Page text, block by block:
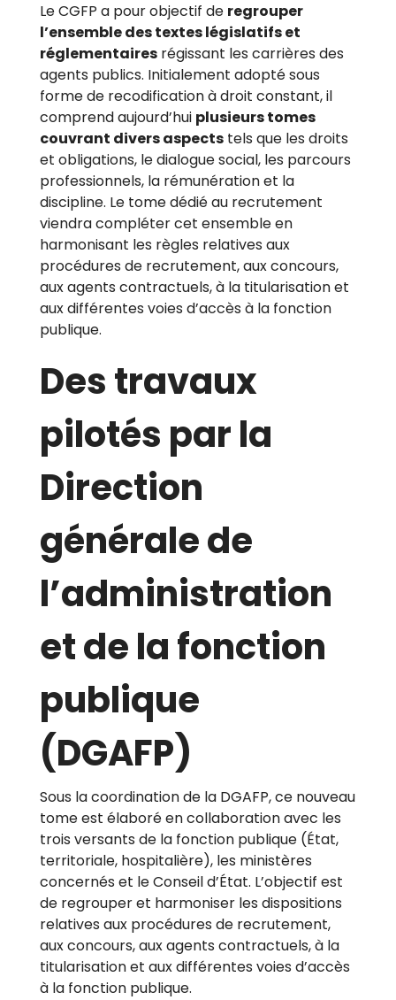
Le CGFP a pour objectif de regrouper
l’ensemble des textes législatifs et
réglementaires régissant les carrières des
agents publics. Initialement adopté sous
forme de recodification à droit constant, il
comprend aujourd’hui plusieurs tomes
couvrant divers aspects tels que les droits
et obligations, le dialogue social, les parcours
professionnels, la rémunération et la
discipline. Le tome dédié au recrutement
viendra compléter cet ensemble en
harmonisant les règles relatives aux
procédures de recrutement, aux concours,
aux agents contractuels, à la titularisation et
aux différentes voies d’accès à la fonction
publique.
Des travaux
pilotés par la
Direction
générale de
l’administration
et de la fonction
publique
(DGAFP)
Sous la coordination de la DGAFP, ce nouveau
tome est élaboré en collaboration avec les
trois versants de la fonction publique (État,
territoriale, hospitalière), les ministères
concernés et le Conseil d’État. L’objectif est
de regrouper et harmoniser les dispositions
relatives aux procédures de recrutement,
aux concours, aux agents contractuels, à la
titularisation et aux différentes voies d’accès
à la fonction publique.